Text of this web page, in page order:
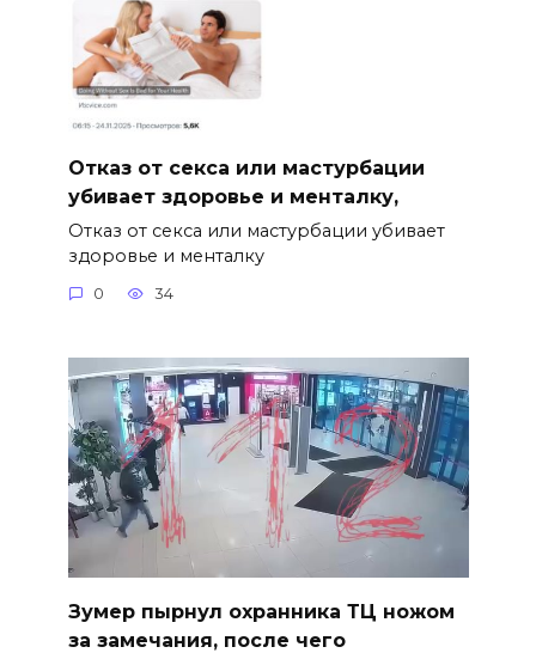
Отказ от секса или мастурбации
убивает здоровье и менталку,
Отказ от секса или мастурбации убивает
здоровье и менталку
0 34
Зумер пырнул охранника ТЦ ножом
за замечания, после чего